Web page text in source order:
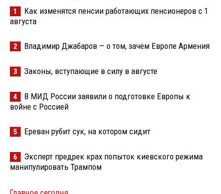
1
Как изменятся пенсии работающих пенсионеров с 1
августа
2 Владимир Джабаров — о том, зачем Европе Армения
3 Законы, вступающие в силу в августе
4
В МИД России заявили о подготовке Европы к
войне с Россией
5 Ереван рубит сук, на котором сидит
6
Эксперт предрек крах попыток киевского режима
манипулировать Трампом